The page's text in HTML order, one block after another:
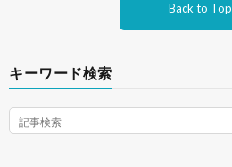
Back to Top
キーワード検索